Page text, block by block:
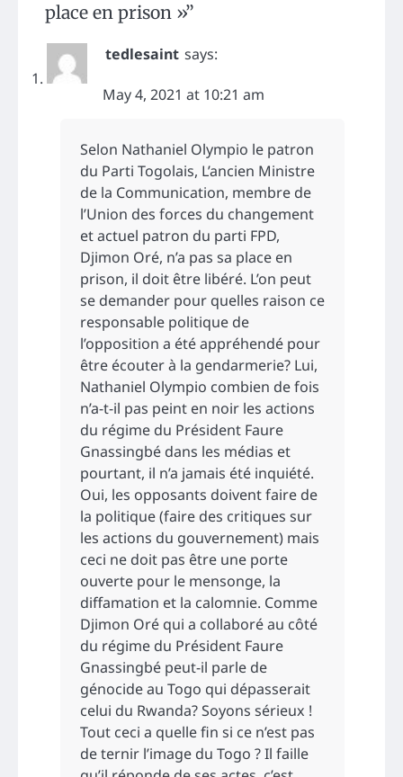
place en prison »”
tedlesaint says:
May 4, 2021 at 10:21 am
Selon Nathaniel Olympio le patron
du Parti Togolais, L’ancien Ministre
de la Communication, membre de
l’Union des forces du changement
et actuel patron du parti FPD,
Djimon Oré, n’a pas sa place en
prison, il doit être libéré. L’on peut
se demander pour quelles raison ce
responsable politique de
l’opposition a été appréhendé pour
être écouter à la gendarmerie? Lui,
Nathaniel Olympio combien de fois
n’a-t-il pas peint en noir les actions
du régime du Président Faure
Gnassingbé dans les médias et
pourtant, il n’a jamais été inquiété.
Oui, les opposants doivent faire de
la politique (faire des critiques sur
les actions du gouvernement) mais
ceci ne doit pas être une porte
ouverte pour le mensonge, la
diffamation et la calomnie. Comme
Djimon Oré qui a collaboré au côté
du régime du Président Faure
Gnassingbé peut-il parle de
génocide au Togo qui dépasserait
celui du Rwanda? Soyons sérieux !
Tout ceci a quelle fin si ce n’est pas
de ternir l’image du Togo ? Il faille